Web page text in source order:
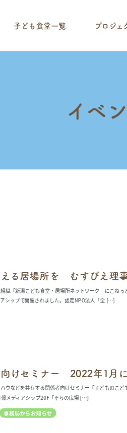
子ども食堂一覧 プロジェ
イベ
る居場所を むすびえ理
織「新潟こども食堂・居場所ネットワーク にこね
シップで開催されました。認定NPO法人「全 […]
けセミナー 2022年1月
ウなどを共有する関係者向けセミナー「子どものこ
メディアシップ20F「そらの広場 […]
事務局からお知らせ